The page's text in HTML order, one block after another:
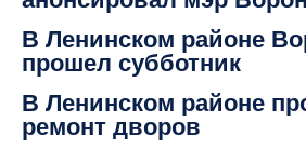
В Ленинском районе
прошел субботник
В Ленинском районе
ремонт дворов